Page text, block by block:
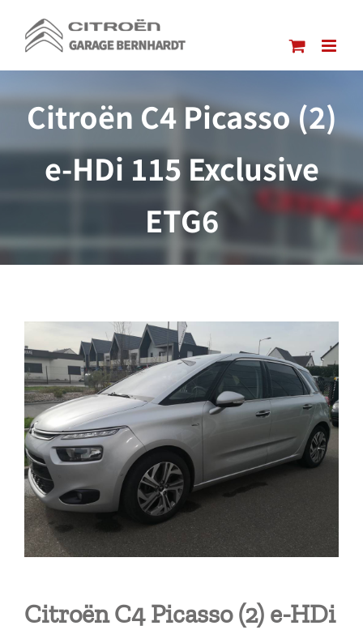
contenu
Citroën C4 Picasso (2)
e-HDi 115 Exclusive
ETG6
Citroën C4 Picasso (2) e-HDi